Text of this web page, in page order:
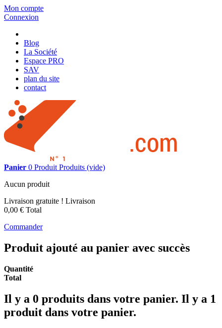
Mon compte
Connexion
Blog
La Société
Espace PRO
SAV
plan du site
contact
Panier 0 Produit Produits (vide)
Aucun produit
Livraison gratuite ! Livraison
0,00 € Total
Commander
Produit ajouté au panier avec succès
Quantité
Total
Il y a 0 produits dans votre panier. Il y a 1
produit dans votre panier.